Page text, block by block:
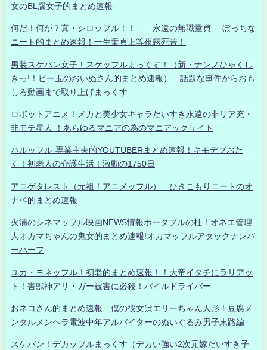
女のBL腐女子的まとめ速報-
何だ！何が？真・シロッフル！！ 永遠の無職童貞- ぼっちな
ニート的まとめ速報！一生童貞上等夜露死苦！
男装スケバン女子！スケッフルまっくす！（新・ナンノひゃくし
きっ!！ビー玉のおいぬさん的まとめ速報） 話題な事件からおも
しろ動画まで取り上げまっくす
ロボットアニメ！メカと美少女キャラだいすき永遠の非リア充・
非モテ星人 ！あらゆるマニアの為のマニアックサイト
ハルッフル-専業主夫的YOUTUBERまとめ速報！キモデブおた
く！初老人の介護生活！激動の1750日
アニゲタレスト（元祖！アニメッフル） ひきこもりニートのオ
ナベ的まとめ速報
火浦のシネマッフル映画NEWS情報ポータブルの杜！オネエ管理
人オカマちゃんの鬼女的まとめ速報!オカマッフルアタックナンバ
ーハーフ
ユカ・ヨネッフル！初老的まとめ速報！！大帝イタチにラリアッ
ト！害獣神アリ・ガー被害に必殺！パイルドライバー
おネコさん的まとめ速報 僕の彼女はエリーちゃん人形！豆腐メ
ンタルメンヘラ電波中年アルバイターのぬいぐるみ男子末路編
スケバン！デカッフルまっくす（デカい強い2次元嫁だいすき子